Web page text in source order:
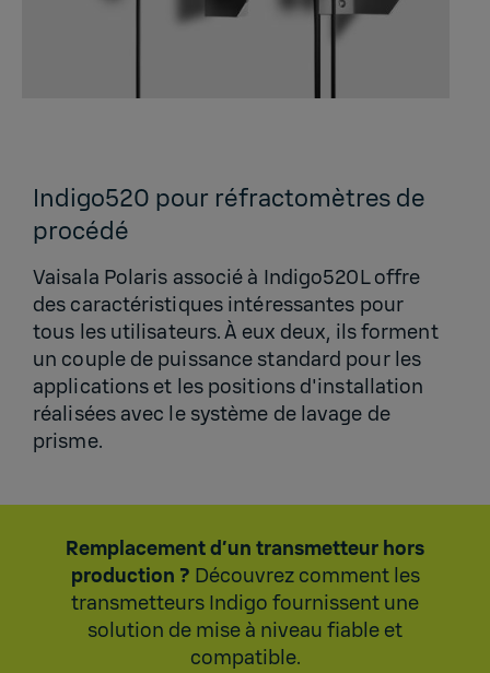
Indigo520 pour réfractomètres de
procédé
Vaisala Polaris associé à Indigo520L offre
des caractéristiques intéressantes pour
tous les utilisateurs. À eux deux, ils forment
un couple de puissance standard pour les
applications et les positions d'installation
réalisées avec le système de lavage de
prisme.
Remplacement d’un transmetteur hors
production ? Découvrez comment les
transmetteurs Indigo fournissent une
solution de mise à niveau fiable et
compatible.